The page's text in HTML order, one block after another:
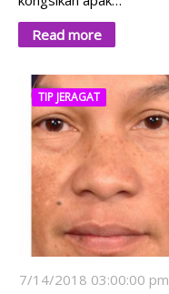
Read more
TIP JERAGAT
7/14/2018 03:00:00 pm